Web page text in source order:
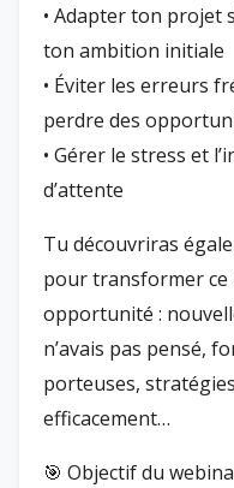
• Adapter ton projet
ton ambition initiale
• Éviter les erreurs
perdre des
• Gérer le stress et
d’attente
Tu découvriras
pour transformer ce
opportunité :
n’avais pas pensé,
porteuses,
efficacement…
🎯 Objectif du